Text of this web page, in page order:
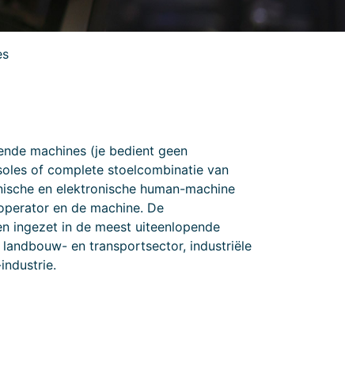
machines (je bedient geen
of complete stoelcombinatie van
en elektronische human-machine
en de machine. De
ingezet in de meest uiteenlopende
en transportsector, industriële